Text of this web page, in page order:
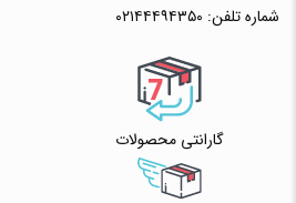
✧ چت با پشتیبان واتس آپ
شماره تلفن: ۰۲۱۴۴۴۹۴۳۵۰
گارانتی محصولات